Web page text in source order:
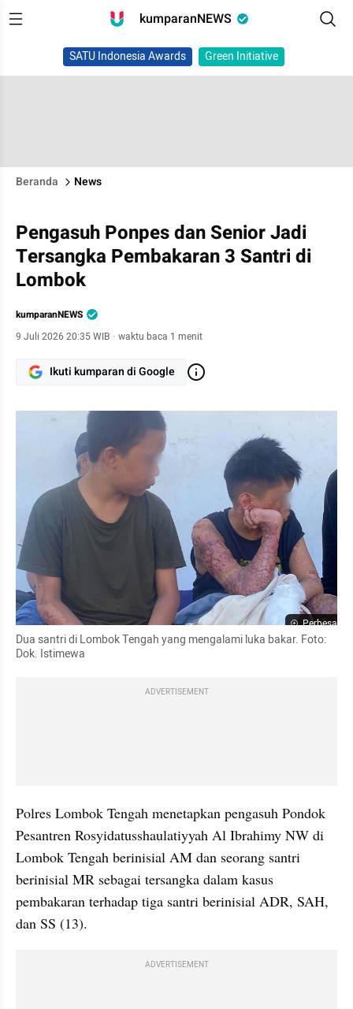
kumparanNEWS
SATU Indonesia Awards Green Initiative
Beranda News
Pengasuh Ponpes dan Senior Jadi
Tersangka Pembakaran 3 Santri di
Lombok
kumparanNEWS
9 Juli 2026 20:35 WIB · waktu baca 1 menit
Ikuti kumparan di Google
Perbesar
Dua santri di Lombok Tengah yang mengalami luka bakar. Foto:
Dok. Istimewa
ADVERTISEMENT
Polres Lombok Tengah menetapkan pengasuh Pondok
Pesantren Rosyidatusshaulatiyyah Al Ibrahimy NW di
Lombok Tengah berinisial AM dan seorang santri
berinisial MR sebagai tersangka dalam kasus
pembakaran terhadap tiga santri berinisial ADR, SAH,
dan SS (13).
ADVERTISEMENT